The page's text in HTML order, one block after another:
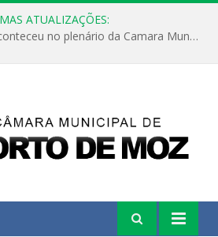
ATUALIZAÇÕES:
Hoje dia 05 de julho aconteceu no plenário da Camara Municipal de Porto de Moz a Sessão Solene de Abertura dos Trabalhos Legislativos 2º Período da 23ª Legislatura